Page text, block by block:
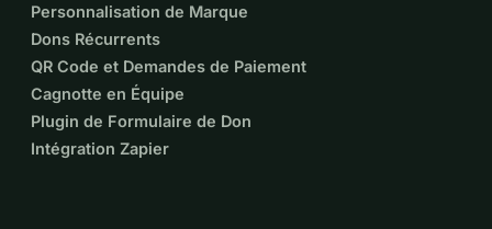
Personnalisation de Marque
Dons Récurrents
QR Code et Demandes de Paiement
Cagnotte en Équipe
Plugin de Formulaire de Don
Intégration Zapier